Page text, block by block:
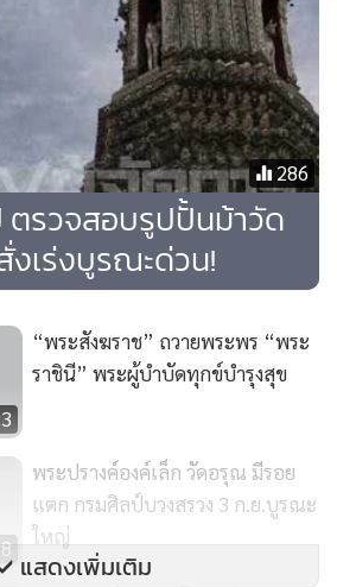
งค์ ซึ่งอาตมาได้แจ้งกับทางตระกูลดัง
จำนวนนี้ไม่เพียงพอต่อการบูรณะองค์
มาบูรณะพระประธานก่อน ซึ่งทรุดโทรม
ด้รับการบูรณะเลย ทางตระกูลดังกล่าวก็
นดี และมีคุณค่ามากที่ชาวต่างชาติเห็น
งค์วัดอรุณฯ”ผู้ช่วยเจ้าอาวาสวัดอรุณฯ
286
รวจสอบรูปปั้นม้าวัด
เร่งบูรณะด่วน!
“พระสังฆราช” ถวายพระพร “พระ
ราชินี” พระผู้บำบัดทุกข์บำรุงสุข
พระปรางค์องค์เล็ก วัดอรุณ มีรอย
แตก กรมศิลป์บวงสรวง 3 ก.ย.บูรณะ
ใหญ่
แสดงเพิ่มเติม